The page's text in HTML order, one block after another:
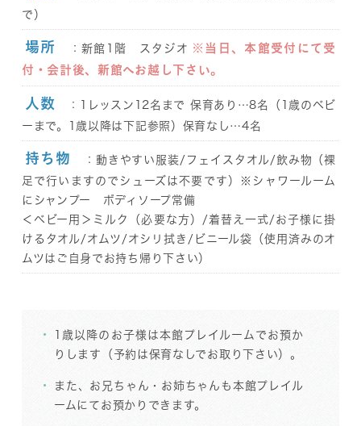
で）
場所 ：新館1階 スタジオ ※当日、本館受付にて受
付・会計後、新館へお越し下さい。
人数
：1レッスン12名まで 保育あり…8名（1歳のベビ
ーまで。1歳以降は下記参照）保育なし…4名
持ち物
：動きやすい服装/フェイスタオル/飲み物（裸
足で行いますのでシューズは不要です）※シャワールーム
にシャンプー ボディソープ常備
＜ベビー用＞ミルク（必要な方）/着替え一式/お子様に掛
けるタオル/オムツ/オシリ拭き/ビニール袋（使用済みのオ
ムツはご自身でお持ち帰り下さい）
1歳以降のお子様は本館プレイルームでお預か
りします（予約は保育なしでお取り下さい）。
また、お兄ちゃん・お姉ちゃんも本館プレイル
ームにてお預かりできます。